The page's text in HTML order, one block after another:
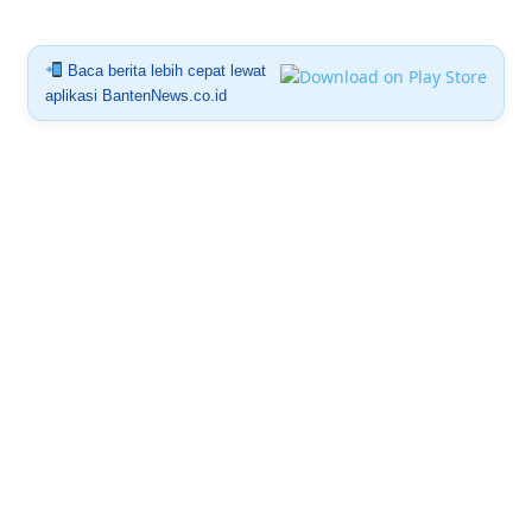
Baca berita lebih cepat lewat
aplikasi BantenNews.co.id